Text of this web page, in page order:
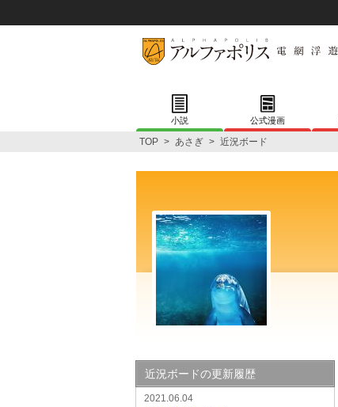
小説 公式漫画
TOP > あさぎ > 近況ボード
近況ボードの更新履歴
2021.06.04